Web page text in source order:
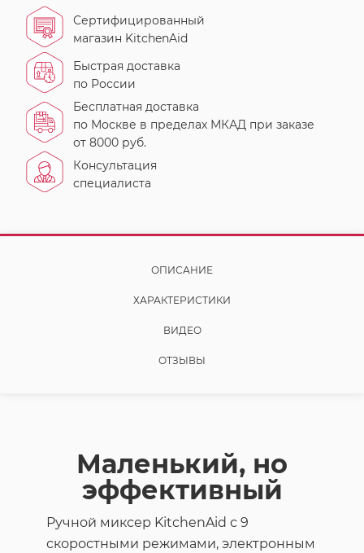
Сертифицированный
магазин KitchenAid
Быстрая доставка
по России
Бесплатная доставка
по Москве в пределах МКАД при заказе
от 8000 руб.
Консультация
специалиста
ОПИСАНИЕ
ХАРАКТЕРИСТИКИ
ВИДЕО
ОТЗЫВЫ
Маленький, но
эффективный
Ручной миксер KitchenAid с 9
скоростными режимами, электронным